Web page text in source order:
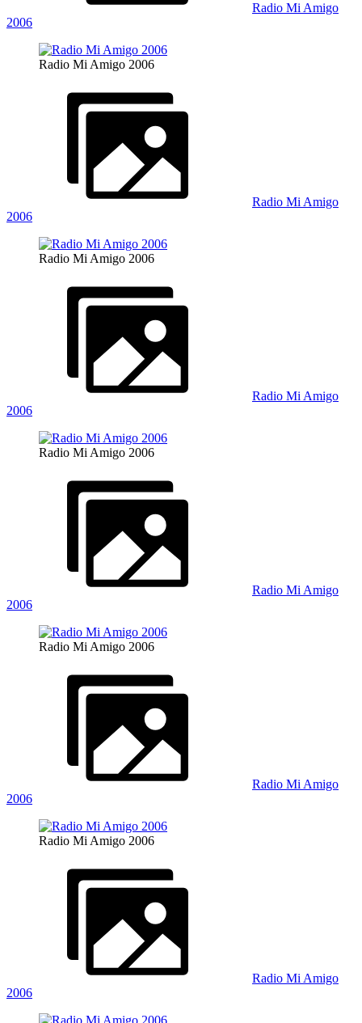
Radio Mi Amigo
2006
Radio Mi Amigo 2006
Radio Mi Amigo
2006
Radio Mi Amigo 2006
Radio Mi Amigo
2006
Radio Mi Amigo 2006
Radio Mi Amigo
2006
Radio Mi Amigo 2006
Radio Mi Amigo
2006
Radio Mi Amigo 2006
Radio Mi Amigo
2006